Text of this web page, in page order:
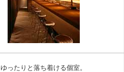
ゆったりと落ち着ける個室。